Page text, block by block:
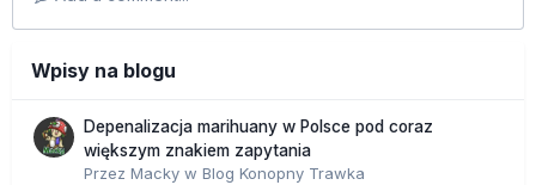
Wpisy na blogu
Depenalizacja marihuany w Polsce pod coraz
większym znakiem zapytania
Przez Macky w Blog Konopny Trawka